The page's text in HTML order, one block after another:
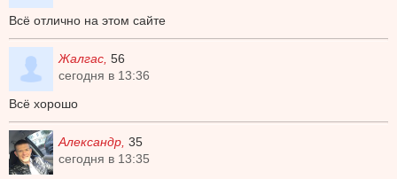
Всё отлично на этом сайте
Жалгас, 56
сегодня в 13:36
Всё хорошо
Александр, 35
сегодня в 13:35